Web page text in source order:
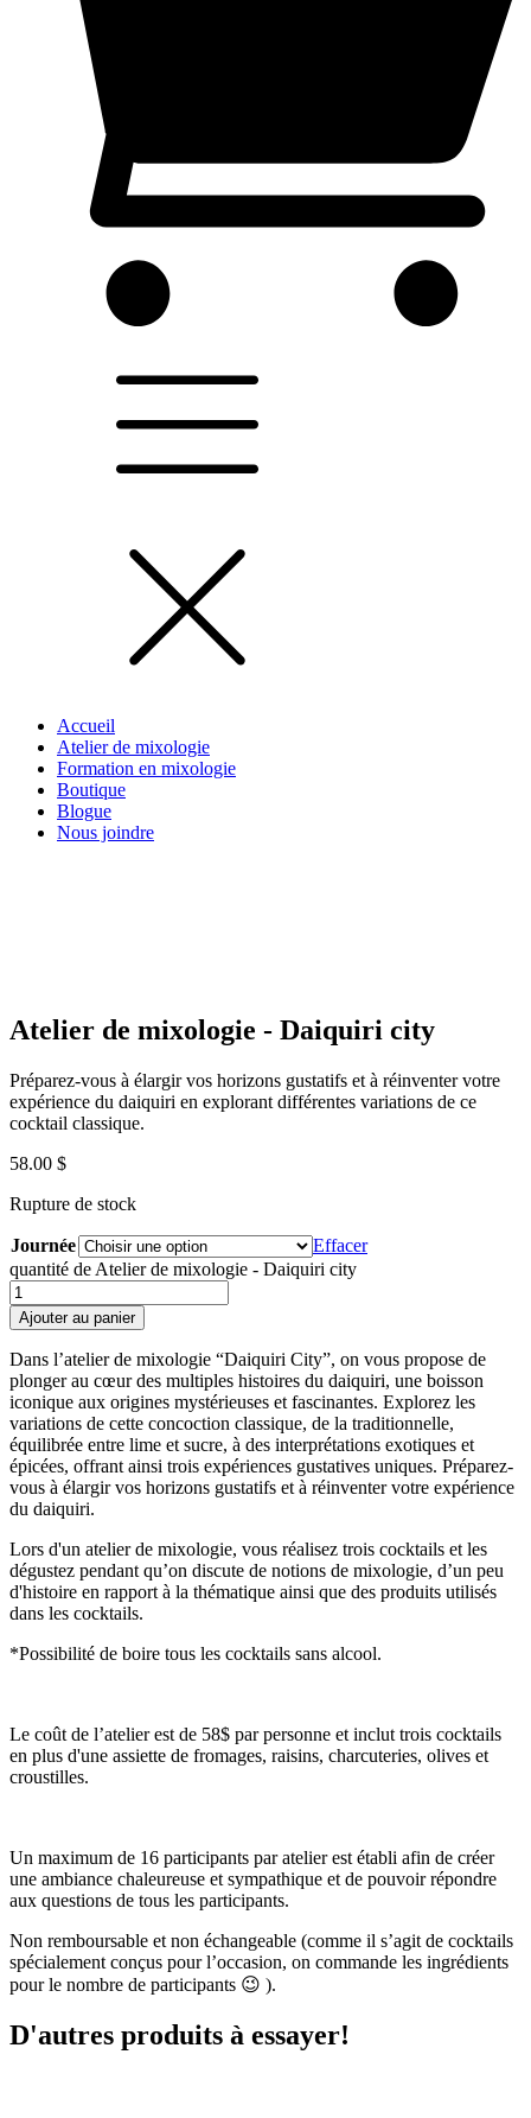
Accueil
Atelier de mixologie
Formation en mixologie
Boutique
Blogue
Nous joindre
Atelier de mixologie - Daiquiri city
Préparez-vous à élargir vos horizons gustatifs et à réinventer votre
expérience du daiquiri en explorant différentes variations de ce
cocktail classique.
58.00 $
Rupture de stock
Journée
Effacer
quantité de Atelier de mixologie - Daiquiri city
Ajouter au panier
Dans l’atelier de mixologie “Daiquiri City”, on vous propose de
plonger au cœur des multiples histoires du daiquiri, une boisson
iconique aux origines mystérieuses et fascinantes. Explorez les
variations de cette concoction classique, de la traditionnelle,
équilibrée entre lime et sucre, à des interprétations exotiques et
épicées, offrant ainsi trois expériences gustatives uniques. Préparez-
vous à élargir vos horizons gustatifs et à réinventer votre expérience
du daiquiri.
Lors d'un atelier de mixologie, vous réalisez trois cocktails et les
dégustez pendant qu’on discute de notions de mixologie, d’un peu
d'histoire en rapport à la thématique ainsi que des produits utilisés
dans les cocktails.
*Possibilité de boire tous les cocktails sans alcool.
Le coût de l’atelier est de 58$ par personne et inclut trois cocktails
en plus d'une assiette de fromages, raisins, charcuteries, olives et
croustilles.
Un maximum de 16 participants par atelier est établi afin de créer
une ambiance chaleureuse et sympathique et de pouvoir répondre
aux questions de tous les participants.
Non remboursable et non échangeable (comme il s’agit de cocktails
spécialement conçus pour l’occasion, on commande les ingrédients
pour le nombre de participants 😉 ).
D'autres produits à essayer!